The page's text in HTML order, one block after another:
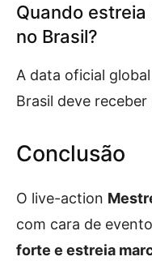
Quando
no Brasil?
A data oficial
Brasil deve receber
Conclusão
O live-action
com cara de
forte e estreia